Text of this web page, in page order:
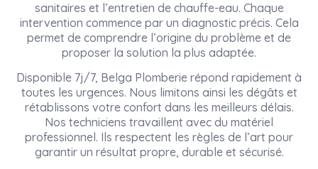
sanitaires et l’entretien de chauffe-eau. Chaque
intervention commence par un diagnostic précis. Cela
permet de comprendre l’origine du problème et de
proposer la solution la plus adaptée.
Disponible 7j/7, Belga Plomberie répond rapidement à
toutes les urgences. Nous limitons ainsi les dégâts et
rétablissons votre confort dans les meilleurs délais.
Nos techniciens travaillent avec du matériel
professionnel. Ils respectent les règles de l’art pour
garantir un résultat propre, durable et sécurisé.